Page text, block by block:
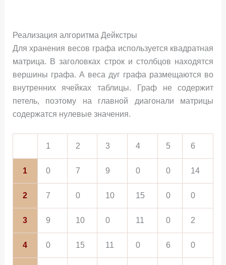
Реализация алгоритма Дейкстры
Для хранения весов графа используется квадратная
матрица. В заголовках строк и столбцов находятся
вершины графа. А веса дуг графа размещаются во
внутренних ячейках таблицы. Граф не содержит
петель, поэтому на главной диагонали матрицы
содержатся нулевые значения.
1 2 3 4 5 6
1 0 7 9 0 0 14
2 7 0 10 15 0 0
3 9 10 0 11 0 2
4 0 15 11 0 6 0